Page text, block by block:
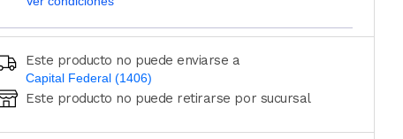
Este producto no puede enviarse a
Capital Federal (1406)
Ingresá código postal (sólo números)
CALCULAR
Este producto no puede retirarse por sucursal